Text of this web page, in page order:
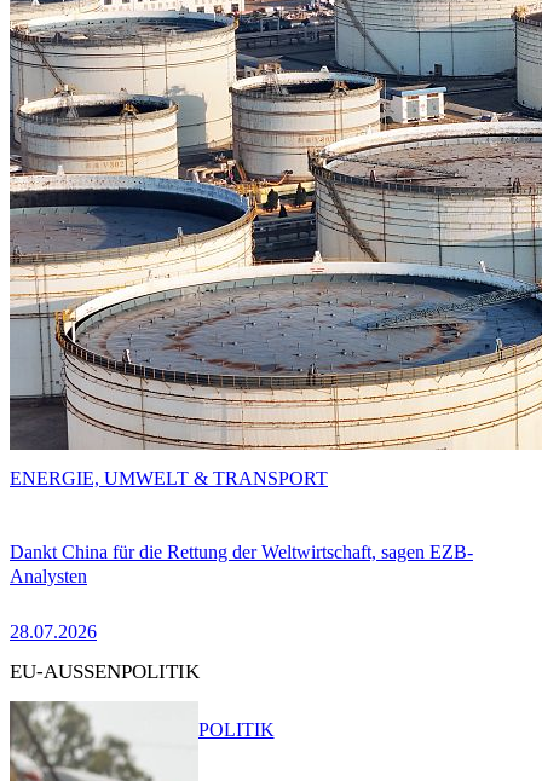
Dankt China für die Rettung der Weltwirtschaft, sagen EZB-
Analysten
28.07.2026
ENERGIE, UMWELT & TRANSPORT
EU-AUSSENPOLITIK
POLITIK